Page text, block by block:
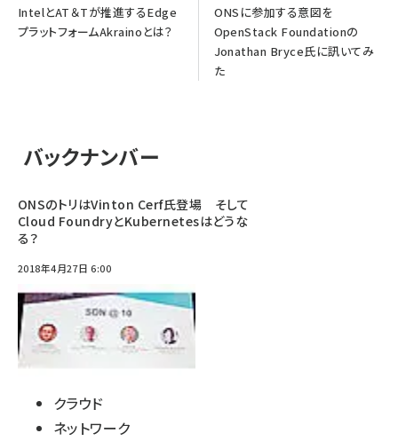
IntelとAT＆Tが推進するEdge
プラットフォームAkrainoとは？
ONSに参加する意図を
OpenStack Foundationの
Jonathan Bryce氏に訊いてみ
た
バックナンバー
ONSのトリはVinton Cerf氏登場 そして
Cloud FoundryとKubernetesはどうな
る？
2018年4月27日 6:00
クラウド
ネットワーク